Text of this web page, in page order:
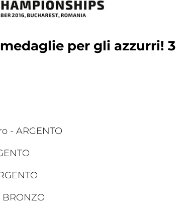
Links
per gli azzurri! 3
- ARGENTO